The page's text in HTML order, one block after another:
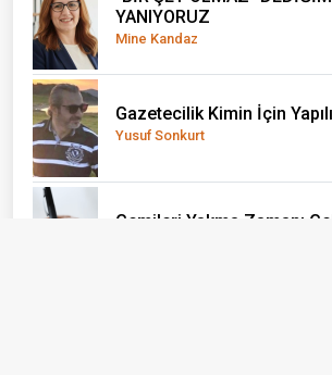
YANIYORUZ
Mine Kandaz
Gazetecilik Kimin İçin
Yusuf Sonkurt
Gemileri Yakma Zamanı